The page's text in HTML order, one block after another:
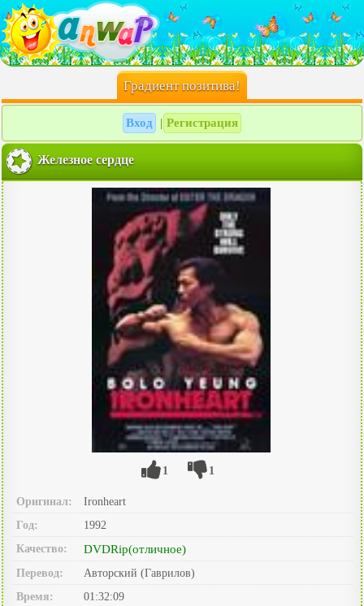
Градиент позитива!
Вход Регистрация
Железное сердце
1 1
Оригинал:
Ironheart
Год:
1992
Качество:
DVDRip(отличное)
Перевод:
Авторский (Гаврилов)
Время:
01:32:09